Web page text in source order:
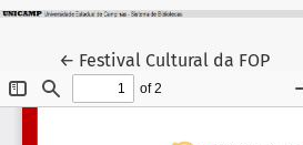
← Voltar aos Detalhes do Artigo
Festival Cultural da FOP